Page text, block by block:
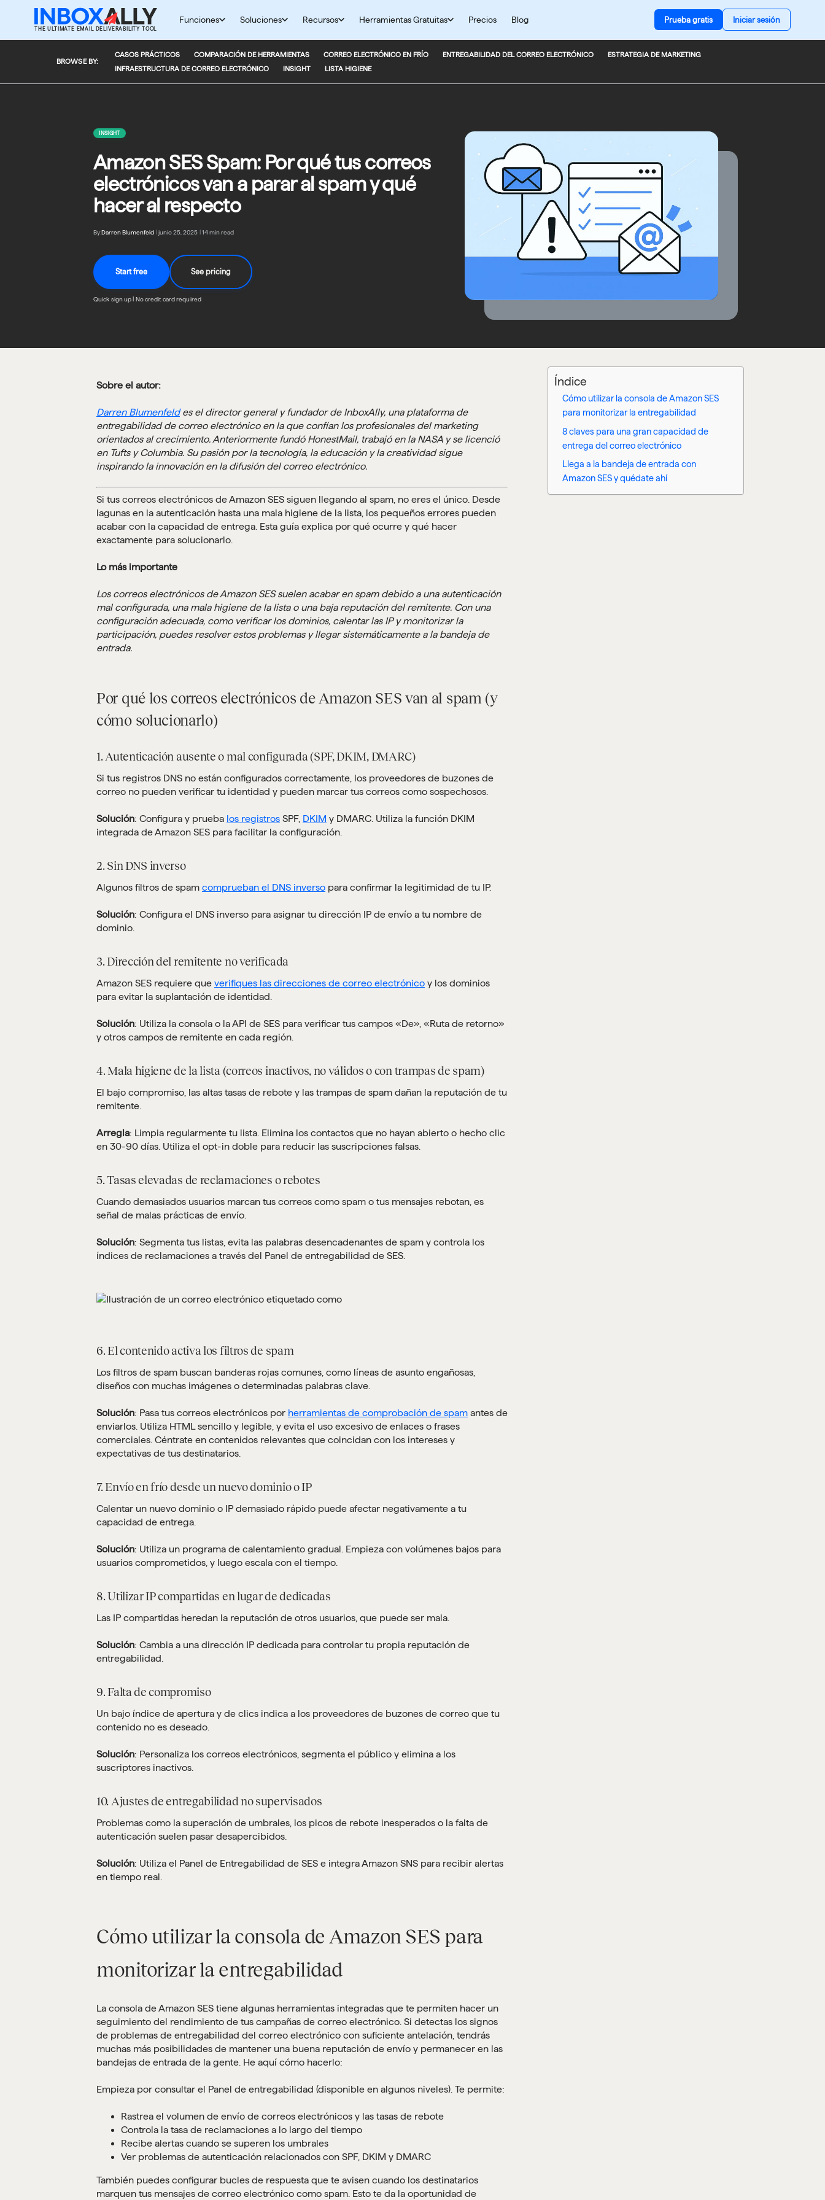
contenidoTHE ULTIMATE EMAIL DELIVERABILITY TOOL
Funciones Soluciones Recursos Herramientas Gratuitas Precios Blog Prueba gratis Iniciar sesión
BROWSE BY:
CASOS PRÁCTICOS COMPARACIÓN DE HERRAMIENTAS CORREO ELECTRÓNICO EN FRÍO ENTREGABILIDAD DEL CORREO ELECTRÓNICO
ESTRATEGIA DE MARKETING
INFRAESTRUCTURA DE CORREO ELECTRÓNICO
INSIGHT LISTA HIGIENE
INSIGHT
Amazon SES Spam: Por qué tus correos
electrónicos van a parar al spam y qué
hacer al respecto
By:Darren Blumenfeld junio 25, 2025 14 min read
Start free See pricing
Quick sign up | No credit card required
Sobre el autor:
Darren Blumenfeldes el director general y fundador de InboxAlly, una plataforma de
entregabilidad de correo electrónico en la que confían los profesionales del marketing
orientados al crecimiento. Anteriormente fundó HonestMail, trabajó en la NASA y se licenció
en Tufts y Columbia. Su pasión por la tecnología, la educación y la creatividad sigue
inspirando la innovación en la difusión del correo electrónico.
Si tus correos electrónicos de Amazon SES siguen llegando al spam, no eres el único. Desde
lagunas en la autenticación hasta una mala higiene de la lista, los pequeños errores pueden
acabar con la capacidad de entrega. Esta guía explica por qué ocurre y qué hacer
exactamente para solucionarlo.
Lo más importante
Los correos electrónicos de Amazon SES suelen acabar en spam debido a una autenticación
mal configurada, una mala higiene de la lista o una baja reputación del remitente. Con una
configuración adecuada, como verificar los dominios, calentar las IP y monitorizar la
participación, puedes resolver estos problemas y llegar sistemáticamente a la bandeja de
entrada.
Por qué los correos electrónicos de Amazon SES van al spam (y
cómo solucionarlo)
1. Autenticación ausente o mal configurada (SPF, DKIM, DMARC)
Si tus registros DNS no están configurados correctamente, los proveedores de buzones de
correo no pueden verificar tu identidad y pueden marcar tus correos como sospechosos.
Solución: Configura y prueba los registros SPF, DKIM y DMARC. Utiliza la función DKIM
integrada de Amazon SES para facilitar la configuración.
2. Sin DNS inverso
Algunos filtros de spam comprueban el DNS inverso para confirmar la legitimidad de tu IP.
Solución: Configura el DNS inverso para asignar tu dirección IP de envío a tu nombre de
dominio.
3. Dirección del remitente no verificada
Amazon SES requiere que verifiques las direcciones de correo electrónico y los dominios
para evitar la suplantación de identidad.
Solución: Utiliza la consola o la API de SES para verificar tus campos «De», «Ruta de retorno»
y otros campos de remitente en cada región.
4. Mala higiene de la lista (correos inactivos, no válidos o con trampas de spam)
El bajo compromiso, las altas tasas de rebote y las trampas de spam dañan la reputación de tu
remitente.
Arregla: Limpia regularmente tu lista. Elimina los contactos que no hayan abierto o hecho clic
en 30-90 días. Utiliza el opt-in doble para reducir las suscripciones falsas.
5. Tasas elevadas de reclamaciones o rebotes
Cuando demasiados usuarios marcan tus correos como spam o tus mensajes rebotan, es
señal de malas prácticas de envío.
Solución: Segmenta tus listas, evita las palabras desencadenantes de spam y controla los
índices de reclamaciones a través del Panel de entregabilidad de SES.
6. El contenido activa los filtros de spam
Los filtros de spam buscan banderas rojas comunes, como líneas de asunto engañosas,
diseños con muchas imágenes o determinadas palabras clave.
Solución: Pasa tus correos electrónicos por herramientas de comprobación de spam antes de
enviarlos. Utiliza HTML sencillo y legible, y evita el uso excesivo de enlaces o frases
comerciales. Céntrate en contenidos relevantes que coincidan con los intereses y
expectativas de tus destinatarios.
7. Envío en frío desde un nuevo dominio o IP
Calentar un nuevo dominio o IP demasiado rápido puede afectar negativamente a tu
capacidad de entrega.
Solución: Utiliza un programa de calentamiento gradual. Empieza con volúmenes bajos para
usuarios comprometidos, y luego escala con el tiempo.
8. Utilizar IP compartidas en lugar de dedicadas
Las IP compartidas heredan la reputación de otros usuarios, que puede ser mala.
Solución: Cambia a una dirección IP dedicada para controlar tu propia reputación de
entregabilidad.
9. Falta de compromiso
Un bajo índice de apertura y de clics indica a los proveedores de buzones de correo que tu
contenido no es deseado.
Solución: Personaliza los correos electrónicos, segmenta el público y elimina a los
suscriptores inactivos.
10. Ajustes de entregabilidad no supervisados
Problemas como la superación de umbrales, los picos de rebote inesperados o la falta de
autenticación suelen pasar desapercibidos.
Solución: Utiliza el Panel de Entregabilidad de SES e integra Amazon SNS para recibir alertas
en tiempo real.
Cómo utilizar la consola de Amazon SES para
monitorizar la entregabilidad
La consola de Amazon SES tiene algunas herramientas integradas que te permiten hacer un
seguimiento del rendimiento de tus campañas de correo electrónico. Si detectas los signos
de problemas de entregabilidad del correo electrónico con suficiente antelación, tendrás
muchas más posibilidades de mantener una buena reputación de envío y permanecer en las
bandejas de entrada de la gente. He aquí cómo hacerlo:
Empieza por consultar el Panel de entregabilidad (disponible en algunos niveles). Te permite:
Rastrea el volumen de envío de correos electrónicos y las tasas de rebote
Controla la tasa de reclamaciones a lo largo del tiempo
Recibe alertas cuando se superen los umbrales
Ver problemas de autenticación relacionados con SPF, DKIM y DMARC
También puedes configurar bucles de respuesta que te avisen cuando los destinatarios
marquen tus mensajes de correo electrónico como spam. Esto te da la oportunidad de
Índice
Cómo utilizar la consola de Amazon SES
para monitorizar la entregabilidad
8 claves para una gran capacidad de
entrega del correo electrónico
Llega a la bandeja de entrada con
Amazon SES y quédate ahí